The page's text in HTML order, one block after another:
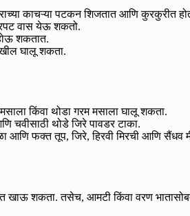
काचऱ्या पटकन शिजतात आणि कुरकुरीत
वास येऊ शकतो.
शकतात.
घालू शकता.
किंवा थोडा गरम मसाला घालू शकता.
चवीसाठी थोडे जिरे पावडर टाका.
फक्त तूप, जिरे, हिरवी मिरची आणि सैंधव
खाऊ शकता. तसेच, आमटी किंवा वरण